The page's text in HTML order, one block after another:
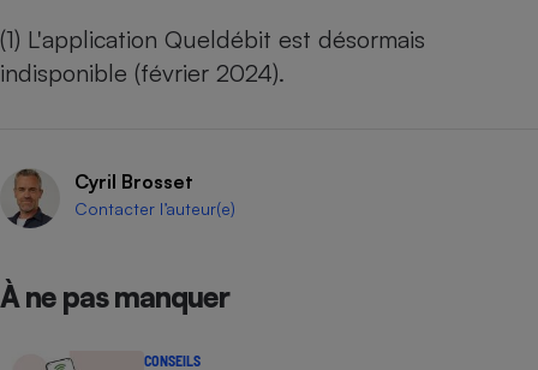
(1) L'application Queldébit est désormais
indisponible (février 2024).
Cyril Brosset
Contacter l’auteur(e)
À ne pas manquer
CONSEILS